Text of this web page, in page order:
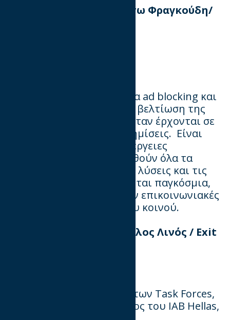
Επικεφαλής είναι η Βάσω Φραγκούδη/
Επικεντρώνεται σε θέματα ad blocking και
στοχεύει στη βελτίωση της
εμπειρίας των χρηστών όταν έρχονται σε
επαφή με ψηφιακές διαφημίσεις. Είναι
απαραίτητο να γίνουν ενέργειες
προκειμένου να ενημερωθούν όλα τα
εμπλεκόμενα μέρη για τις λύσεις και τις
πρακτικές που υιοθετούνται παγκόσμια,
καθώς και να σχεδιαστούν επικοινωνιακές
ενέργειες ενημέρωσης του κοινού.
Επικεφαλής είναι ο Παύλος Λινός / Exit
Στα πλαίσια της έναρξης των Task Forces,
ο Ανδρέας Στάιος Πρόεδρος του ΙΑΒ Hellas,